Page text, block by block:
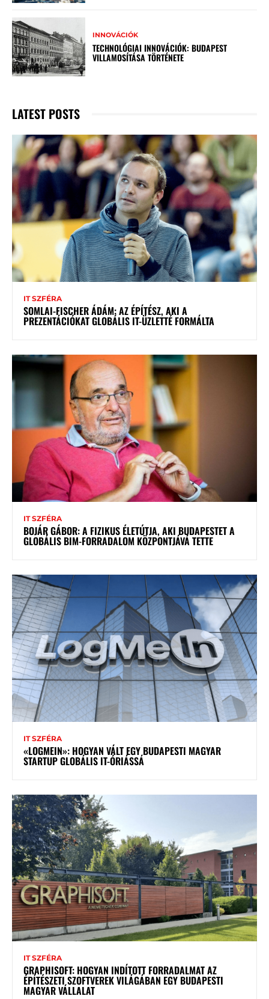
INNOVÁCIÓK
TECHNOLÓGIAI INNOVÁCIÓK: BUDAPEST
VILLAMOSÍTÁSA TÖRTÉNETE
LATEST POSTS
IT SZFÉRA
SOMLAI-FISCHER ÁDÁM: AZ ÉPÍTÉSZ, AKI A
PREZENTÁCIÓKAT GLOBÁLIS IT-ÜZLETTÉ FORMÁLTA
IT SZFÉRA
BOJÁR GÁBOR: A FIZIKUS ÉLETÚTJA, AKI BUDAPESTET A
GLOBÁLIS BIM-FORRADALOM KÖZPONTJÁVÁ TETTE
IT SZFÉRA
«LOGMEIN»: HOGYAN VÁLT EGY BUDAPESTI MAGYAR
STARTUP GLOBÁLIS IT-ÓRIÁSSÁ
IT SZFÉRA
GRAPHISOFT: HOGYAN INDÍTOTT FORRADALMAT AZ
ÉPÍTÉSZETI SZOFTVEREK VILÁGÁBAN EGY BUDAPESTI
MAGYAR VÁLLALAT